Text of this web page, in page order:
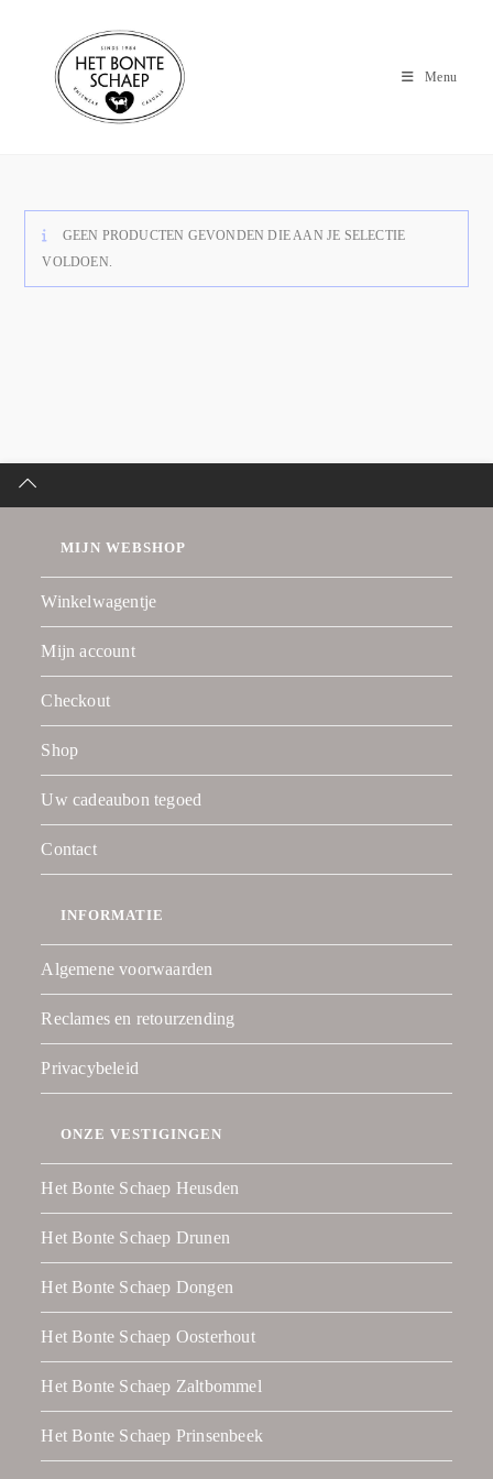
Menu
GEEN PRODUCTEN GEVONDEN DIE AAN JE SELECTIE
VOLDOEN.
MIJN WEBSHOP
Winkelwagentje
Mijn account
Checkout
Shop
Uw cadeaubon tegoed
Contact
INFORMATIE
Algemene voorwaarden
Reclames en retourzending
Privacybeleid
ONZE VESTIGINGEN
Het Bonte Schaep Heusden
Het Bonte Schaep Drunen
Het Bonte Schaep Dongen
Het Bonte Schaep Oosterhout
Het Bonte Schaep Zaltbommel
Het Bonte Schaep Prinsenbeek